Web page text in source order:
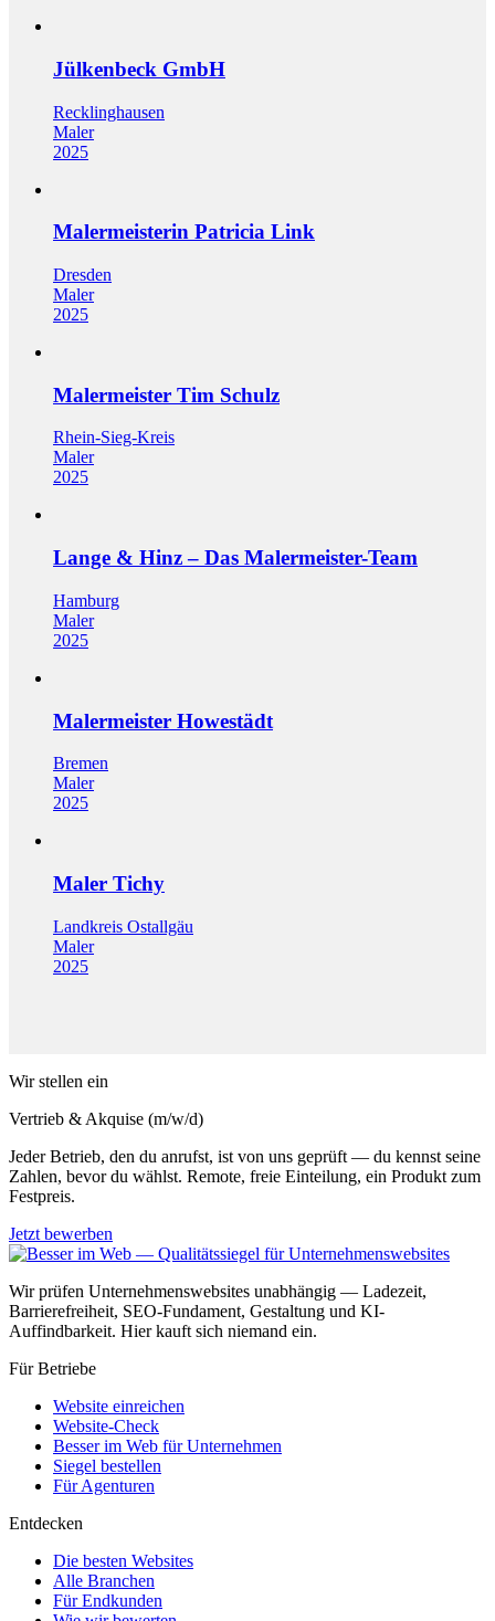
Jülkenbeck GmbH
Recklinghausen
Maler
2025
Malermeisterin Patricia Link
Dresden
Maler
2025
Malermeister Tim Schulz
Rhein-Sieg-Kreis
Maler
2025
Lange & Hinz – Das Malermeister-Team
Hamburg
Maler
2025
Malermeister Howestädt
Bremen
Maler
2025
Maler Tichy
Landkreis Ostallgäu
Maler
2025
Wir stellen ein
Vertrieb & Akquise (m/w/d)
Jeder Betrieb, den du anrufst, ist von uns geprüft — du kennst seine
Zahlen, bevor du wählst. Remote, freie Einteilung, ein Produkt zum
Festpreis.
Jetzt bewerben
Wir prüfen Unternehmenswebsites unabhängig — Ladezeit,
Barrierefreiheit, SEO-Fundament, Gestaltung und KI-
Auffindbarkeit. Hier kauft sich niemand ein.
Für Betriebe
Website einreichen
Website-Check
Besser im Web für Unternehmen
Siegel bestellen
Für Agenturen
Entdecken
Die besten Websites
Alle Branchen
Für Endkunden